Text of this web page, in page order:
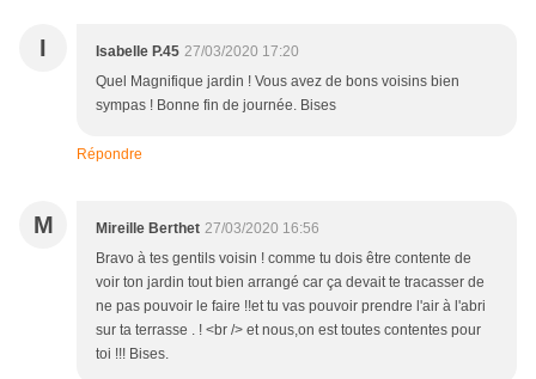
I Isabelle P.45 27/03/2020 17:20
Quel Magnifique jardin ! Vous avez de bons voisins bien
sympas ! Bonne fin de journée. Bises
Répondre
M Mireille Berthet 27/03/2020 16:56
Bravo à tes gentils voisin ! comme tu dois être contente de
voir ton jardin tout bien arrangé car ça devait te tracasser de
ne pas pouvoir le faire !!et tu vas pouvoir prendre l'air à l'abri
sur ta terrasse . ! <br /> et nous,on est toutes contentes pour
toi !!! Bises.